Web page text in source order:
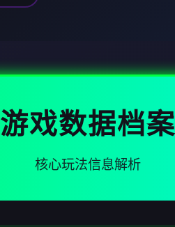
游戏数据档案
核心玩法信息解析